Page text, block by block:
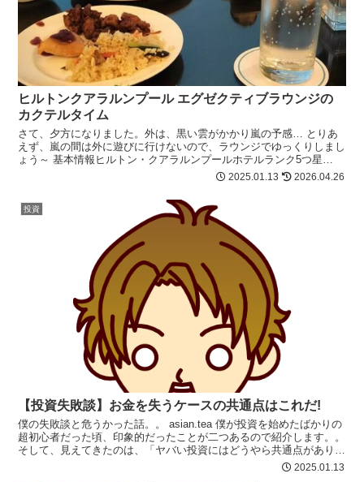
ヒルトンクアラルンプール エグゼクティブラウンジの
カクテルタイム
さて、夕方になりました。外は、黒い雲がかかり嵐の予感… とりあ
えず、嵐の間は外に遊びに行けないので、ラウンジでゆっくりしまし
ょう～ 基本情報ヒルトン・クアラルンプールホテルランク5つ星
2025.01.13 2026.04.26
投資
【投資失敗談】お金を失うケースの共通点はこれだ!
僕の失敗談と危うかった話。。 asian.tea 僕が投資を始めたばかりの
超初心者だった頃、印象的だったことが二つあるので紹介します。。
そして、見えてきたのは、「ヤバい投資にはどうやら共通点がありそ
2025.01.13